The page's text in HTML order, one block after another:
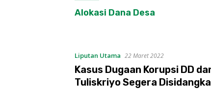
Alokasi Dana Desa
Liputan Utama 22 Maret 2022
Kasus Dugaan Korupsi DD
Tuliskriyo Segera